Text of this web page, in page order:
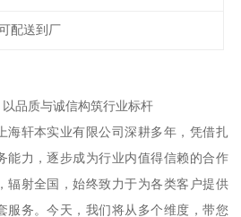
配送到厂
品质与诚信构筑行业标杆
海轩本实业有限公司深耕多年，凭借扎
能力，逐步成为行业内值得信赖的合作
辐射全国，始终致力于为各类客户提供
服务。今天，我们将从多个维度，带您